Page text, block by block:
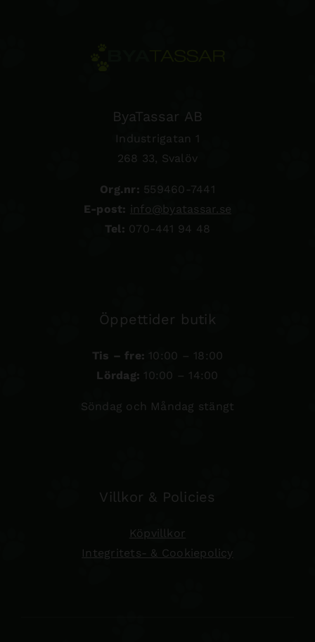
ByaTassar AB
Industrigatan 1
268 33, Svalöv
Org.nr: 559460-7441
E-post: info@byatassar.se
Tel: 070-441 94 48
Öppettider butik
Tis – fre: 10:00 – 18:00
Lördag: 10:00 – 14:00
Söndag och Måndag stängt
Villkor & Policies
Köpvillkor
Integritets- & Cookiepolicy